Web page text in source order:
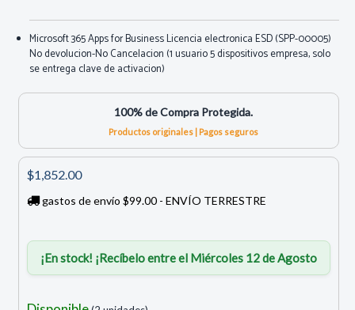
Microsoft 365 Apps for Business Licencia electronica ESD (SPP-00005)
No devolucion-No Cancelacion (1 usuario 5 dispositivos empresa, solo
se entrega clave de activacion)
100% de Compra Protegida.
Productos originales | Pagos seguros
$1,852.00
gastos de envío $99.00 - ENVÍO TERRESTRE
¡En stock! ¡Recíbelo entre el Miércoles 12 de Agosto